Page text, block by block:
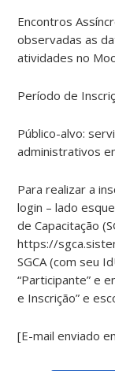
Encontros
observadas as
atividades no
Período de
Público-alvo:
administrativos
Para realizar a
login – lado
de Capacitação
https://
SGCA (com seu
“Participante” e
e Inscrição” e
[E-mail enviado